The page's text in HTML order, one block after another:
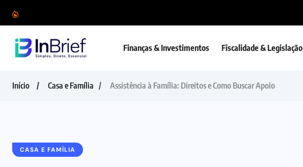
Finanças & Investimentos Fiscalidade & Legislação
Início Casa e Família Assistência à Família: Direitos e Como Buscar Apoio
CASA E FAMÍLIA